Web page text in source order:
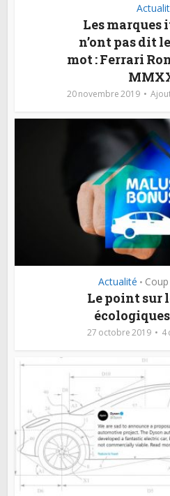
Les marques
n’ont pas dit
mot : Ferrari
20 novembre 2019
Actualité •
Le point sur
27 octobre 2019 4